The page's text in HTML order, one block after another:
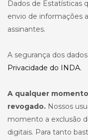
Dados de Estatísticas
envio de informações
assinantes.
A segurança dos
Privacidade do INDA.
A qualquer
revogado. Nossos
momento a exclusão
digitais. Para tanto